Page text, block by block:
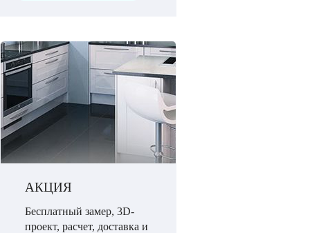
АКЦИЯ
Бесплатный замер, 3D-
проект, расчет, доставка и